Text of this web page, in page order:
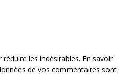
les indésirables. En savoir
de vos commentaires sont